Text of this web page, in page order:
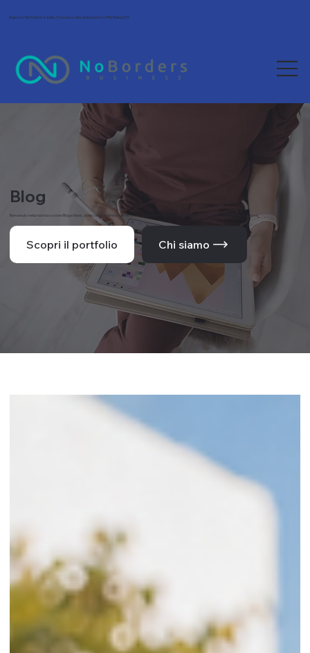
Agenzia Wix Partner in Italia. Tra le più scelte da freelance e PMI. Rating 5/5.
Blog
Benvenuto nella nostra sezione Blog e News, dove condividiamo le ultime novità, tendenze e approfondimenti dal mondo del web e della comunicazione.
Scopri il portfolio Chi siamo